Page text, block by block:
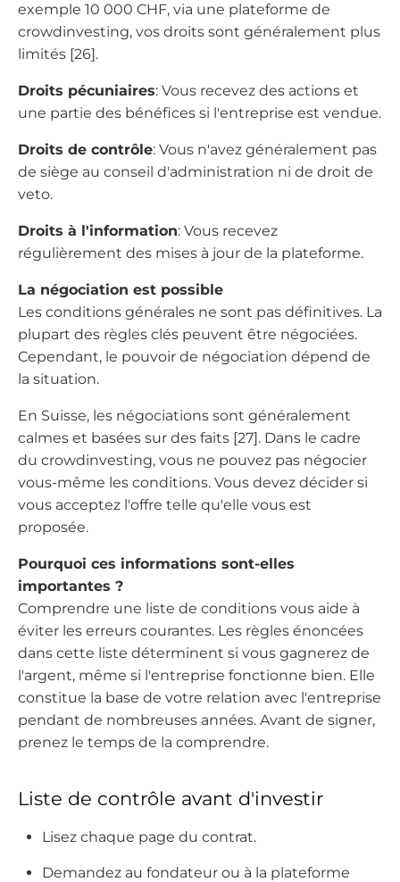
exemple 10 000 CHF, via une plateforme de
crowdinvesting, vos droits sont généralement plus
limités [26].
Droits pécuniaires: Vous recevez des actions et
une partie des bénéfices si l'entreprise est vendue.
Droits de contrôle: Vous n'avez généralement pas
de siège au conseil d'administration ni de droit de
veto.
Droits à l'information: Vous recevez
régulièrement des mises à jour de la plateforme.
La négociation est possible
Les conditions générales ne sont pas définitives. La
plupart des règles clés peuvent être négociées.
Cependant, le pouvoir de négociation dépend de
la situation.
En Suisse, les négociations sont généralement
calmes et basées sur des faits [27]. Dans le cadre
du crowdinvesting, vous ne pouvez pas négocier
vous-même les conditions. Vous devez décider si
vous acceptez l'offre telle qu'elle vous est
proposée.
Pourquoi ces informations sont-elles
importantes ?
Comprendre une liste de conditions vous aide à
éviter les erreurs courantes. Les règles énoncées
dans cette liste déterminent si vous gagnerez de
l'argent, même si l'entreprise fonctionne bien. Elle
constitue la base de votre relation avec l'entreprise
pendant de nombreuses années. Avant de signer,
prenez le temps de la comprendre.
Liste de contrôle avant d'investir
Lisez chaque page du contrat.
Demandez au fondateur ou à la plateforme